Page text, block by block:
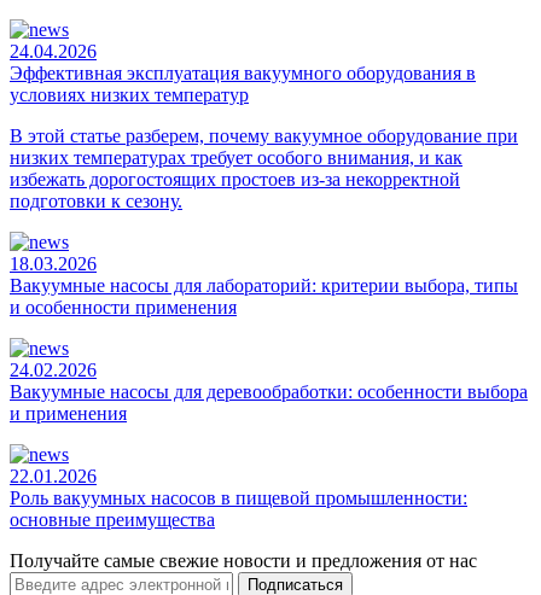
24.04.2026
Эффективная эксплуатация вакуумного оборудования в
условиях низких температур
В этой статье разберем, почему вакуумное оборудование при
низких температурах требует особого внимания, и как
избежать дорогостоящих простоев из-за некорректной
подготовки к сезону.
18.03.2026
Вакуумные насосы для лабораторий: критерии выбора, типы
и особенности применения
24.02.2026
Вакуумные насосы для деревообработки: особенности выбора
и применения
22.01.2026
Роль вакуумных насосов в пищевой промышленности:
основные преимущества
Получайте самые свежие новости и предложения от нас
Подписаться